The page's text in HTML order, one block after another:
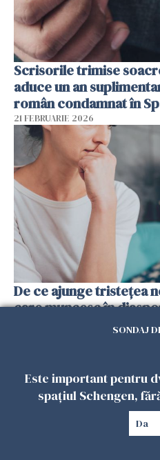
Scrisorile trimise
aduce un an
român condamnat în
21 FEBRUARIE 2026
De ce ajunge tristețea
care muncesc în
pare mai stabilăSONDAJ
Este important pentru
spațiul Schengen,
Da